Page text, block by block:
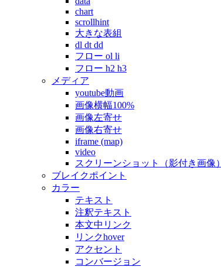
chart
scrollhint
大きな表組
dl dt dd
フロー ol li
フロー h2 h3
メディア
youtube動画
画像横幅100%
画像左寄せ
画像右寄せ
iframe (map)
video
スクリーンショット（影付き画像）
ブレイクポイント
カラー
テキスト
注釈テキスト
本文中リンク
リンクhover
アクセント
コンバージョン